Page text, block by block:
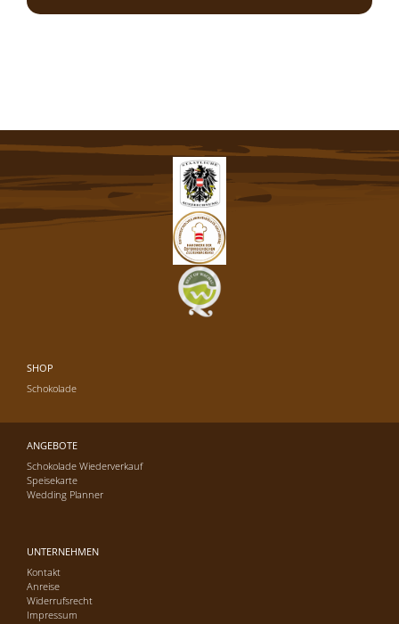
SHOP
Schokolade
ANGEBOTE
Schokolade Wiederverkauf
Speisekarte
Wedding Planner
UNTERNEHMEN
Kontakt
Anreise
Widerrufsrecht
Impressum